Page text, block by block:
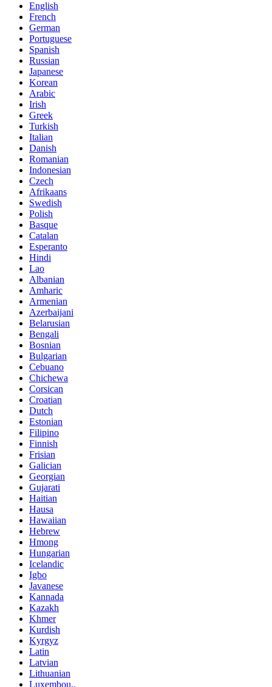
English
French
German
Portuguese
Spanish
Russian
Japanese
Korean
Arabic
Irish
Greek
Turkish
Italian
Danish
Romanian
Indonesian
Czech
Afrikaans
Swedish
Polish
Basque
Catalan
Esperanto
Hindi
Lao
Albanian
Amharic
Armenian
Azerbaijani
Belarusian
Bengali
Bosnian
Bulgarian
Cebuano
Chichewa
Corsican
Croatian
Dutch
Estonian
Filipino
Finnish
Frisian
Galician
Georgian
Gujarati
Haitian
Hausa
Hawaiian
Hebrew
Hmong
Hungarian
Icelandic
Igbo
Javanese
Kannada
Kazakh
Khmer
Kurdish
Kyrgyz
Latin
Latvian
Lithuanian
Luxembou..